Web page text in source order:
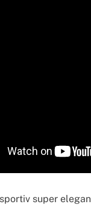
super